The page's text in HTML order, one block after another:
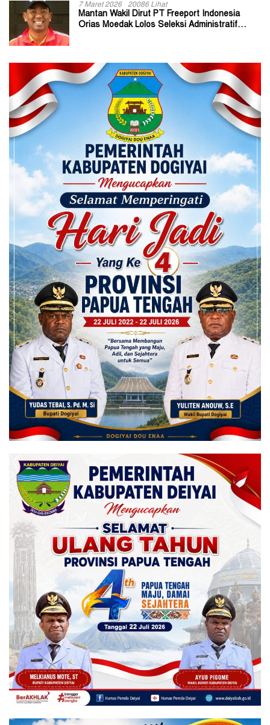
7 Maret 2026 20086 Lihat
Mantan Wakil Dirut PT Freeport Indonesia
Orias Moedak Lolos Seleksi Administratif